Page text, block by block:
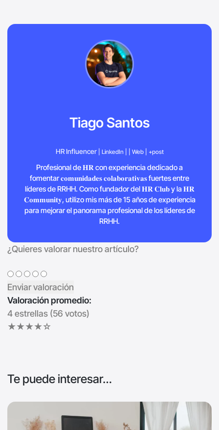
Tiago Santos
HR Influencer | LinkedIn | | Web | +post
Profesional de 𝐇𝐑 con experiencia dedicado a
fomentar 𝐜𝐨𝐦𝐮𝐧𝐢𝐝𝐚𝐝𝐞𝐬 𝐜𝐨𝐥𝐚𝐛𝐨𝐫𝐚𝐭𝐢𝐯𝐚𝐬 fuertes entre
líderes de RRHH. Como fundador del 𝐇𝐑 𝐂𝐥𝐮𝐛 y la 𝐇𝐑
𝐂𝐨𝐦𝐦𝐮𝐧𝐢𝐭𝐲, utilizo mis más de 15 años de experiencia
para mejorar el panorama profesional de los líderes de
RRHH.
¿Quieres valorar nuestro artículo?
Valoración promedio:
4 estrellas (56 votos)
★★★★☆
Te puede interesar…